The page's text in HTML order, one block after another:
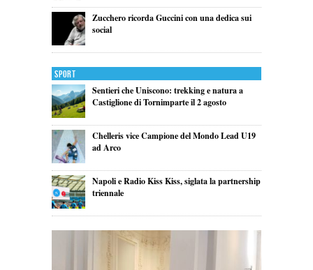
Zucchero ricorda Guccini con una dedica sui
social
Sport
Sentieri che Uniscono: trekking e natura a
Castiglione di Tornimparte il 2 agosto
Chelleris vice Campione del Mondo Lead U19
ad Arco
Napoli e Radio Kiss Kiss, siglata la partnership
triennale